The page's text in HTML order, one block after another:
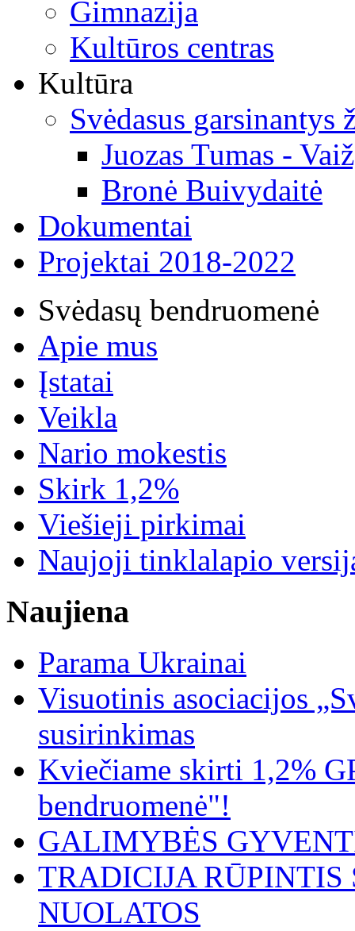
Gimnazija
Kultūros centras
Kultūra
Svėdasus garsinantys
Juozas Tumas -
Bronė Buivydaitė
Dokumentai
Projektai 2018-2022
Svėdasų bendruomenė
Apie mus
Įstatai
Veikla
Nario mokestis
Skirk 1,2%
Viešieji pirkimai
Naujoji tinklalapio
Naujiena
Parama Ukrainai
Visuotinis asociacijos
susirinkimas
Kviečiame skirti 1,2%
bendruomenė"!
GALIMYBĖS
TRADICIJA
NUOLATOS